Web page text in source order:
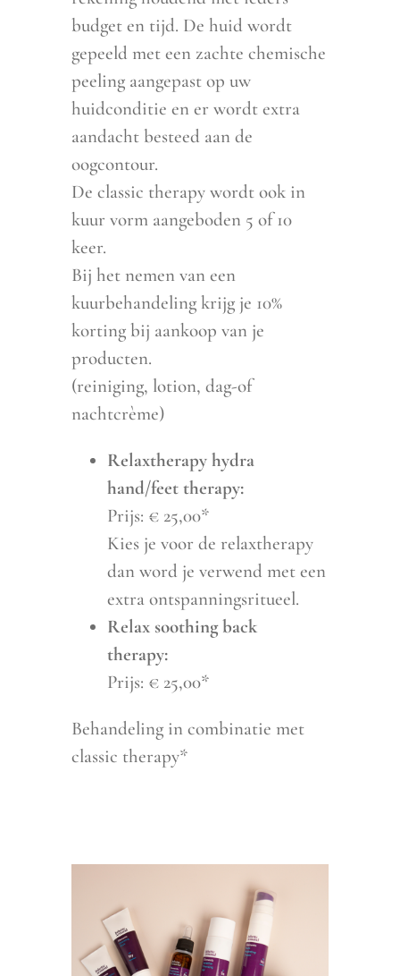
budget en tijd. De huid wordt
gepeeld met een zachte chemische
peeling aangepast op uw
huidconditie en er wordt extra
aandacht besteed aan de
oogcontour.
De classic therapy wordt ook in
kuur vorm aangeboden 5 of 10
keer.
Bij het nemen van een
kuurbehandeling krijg je 10%
korting bij aankoop van je
producten.
(reiniging, lotion, dag-of
nachtcrème)
Relaxtherapy hydra
hand/feet therapy:
Prijs: € 25,00*
Kies je voor de relaxtherapy
dan word je verwend met een
extra ontspanningsritueel.
Relax soothing back
therapy:
Prijs: € 25,00*
Behandeling in combinatie met
classic therapy*